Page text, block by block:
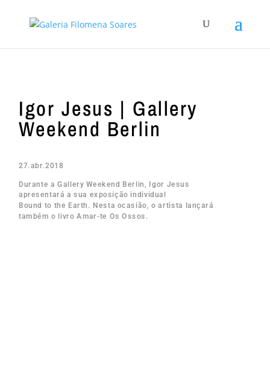
Igor Jesus | Gallery
Weekend Berlin
27.abr.2018
Durante a Gallery Weekend Berlin, Igor Jesus
apresentará a sua exposição individual
Bound to the Earth. Nesta ocasião, o artista lançará
também o livro Amar-te Os Ossos.